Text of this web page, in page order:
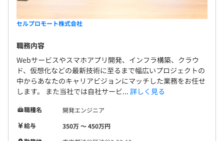
セルプロモート株式会社
職務内容
Webサービスやスマホアプリ開発、インフラ構築、クラウ
ド、仮想化などの最新技術に至るまで幅広いプロジェクトの
中からあなたのキャリアビジョンにマッチした業務をお任せ
します。 また当社では自社サービ... 詳しく見る
職種名
開発エンジニア
給与
350万 〜 450万円